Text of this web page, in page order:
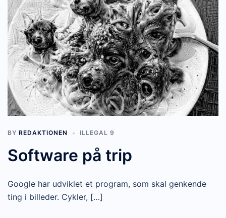
BY REDAKTIONEN ILLEGAL 9
Software på trip
Google har udviklet et program, som skal genkende
ting i billeder. Cykler, […]